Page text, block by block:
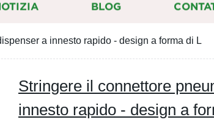
BLOG
a innesto rapido - design a forma di L
Stringere il connettore
innesto rapido - design a